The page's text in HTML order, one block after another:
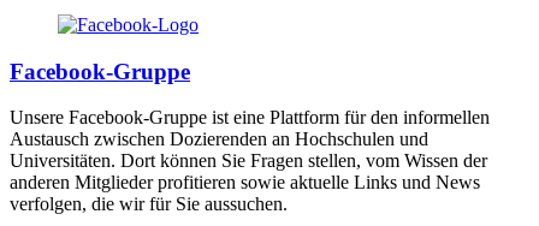
Facebook-Gruppe
Unsere Facebook-Gruppe ist eine Plattform für den informellen
Austausch zwischen Dozierenden an Hochschulen und
Universitäten. Dort können Sie Fragen stellen, vom Wissen der
anderen Mitglieder profitieren sowie aktuelle Links und News
verfolgen, die wir für Sie aussuchen.